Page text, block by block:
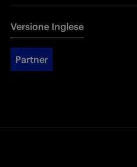
Versione Inglese
Partner